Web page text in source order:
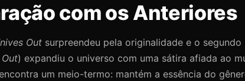
com os Anteriores
Out surpreendeu pela originalidade e o segundo
) expandiu o universo com uma sátira afiada ao
encontra um meio-termo: mantém a essência do